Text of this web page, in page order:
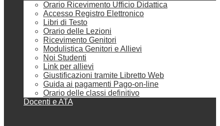
Orario Ricevimento Ufficio Didattica
Accesso Registro Elettronico
Libri di Testo
Orario delle Lezioni
Ricevimento Genitori
Modulistica Genitori e Allievi
Noi Studenti
Link per allievi
Giustificazioni tramite Libretto Web
Guida ai pagamenti Pago-on-line
Orario delle classi definitivo
Docenti e ATA